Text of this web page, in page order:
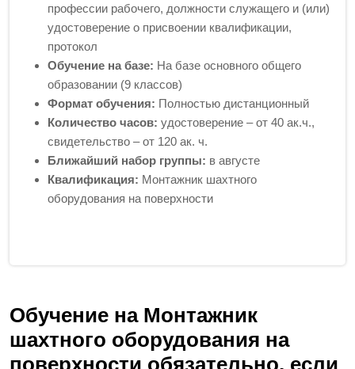
профессии рабочего, должности служащего и (или)
удостоверение о присвоении квалификации,
протокол
Обучение на базе: На базе основного общего
образовании (9 классов)
Формат обучения: Полностью дистанционный
Количество часов: удостоверение – от 40 ак.ч.,
свидетельство – от 120 ак. ч.
Ближайший набор группы: в августе
Квалификация: Монтажник шахтного
оборудования на поверхности
Обучение на Монтажник
шахтного оборудования на
поверхности обязательно, если